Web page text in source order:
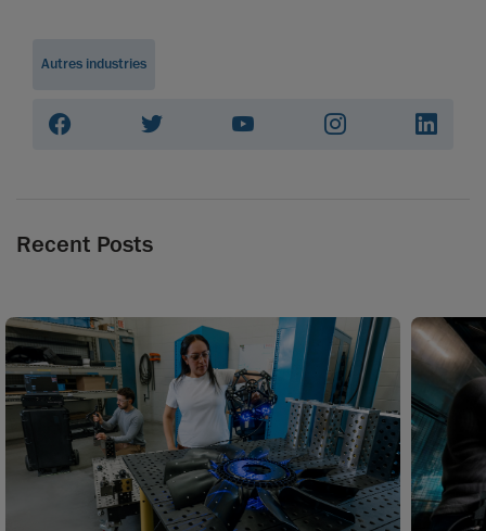
Autres industries
Recent Posts